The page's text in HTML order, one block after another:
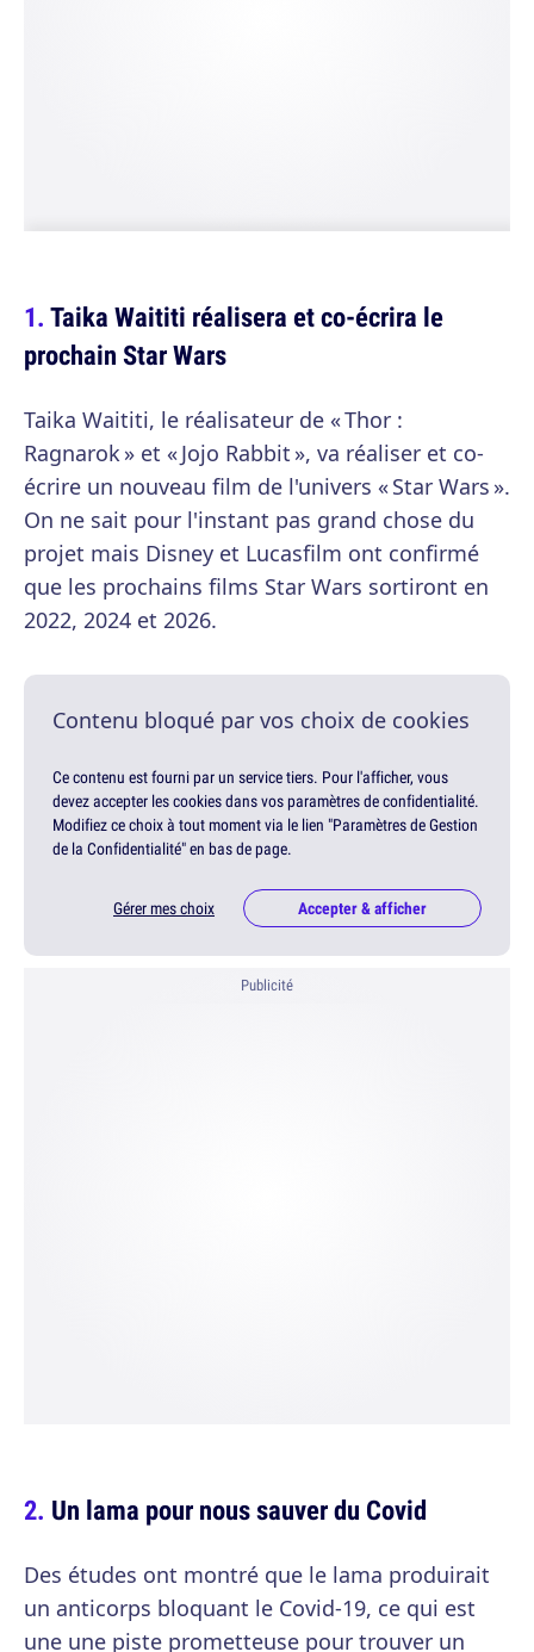
Taika Waititi réalisera et co-écrira le
prochain Star Wars
Taika Waititi, le réalisateur de « Thor :
Ragnarok » et « Jojo Rabbit », va réaliser et co-
écrire un nouveau film de l'univers « Star Wars ».
On ne sait pour l'instant pas grand chose du
projet mais Disney et Lucasfilm ont confirmé
que les prochains films Star Wars sortiront en
2022, 2024 et 2026.
Contenu bloqué par vos choix de cookies
Ce contenu est fourni par un service tiers. Pour l'afficher, vous
devez accepter les cookies dans vos paramètres de confidentialité.
Modifiez ce choix à tout moment via le lien "Paramètres de Gestion
de la Confidentialité" en bas de page.
Gérer mes choix Accepter & afficher
Publicité
Un lama pour nous sauver du Covid
Des études ont montré que le lama produirait
un anticorps bloquant le Covid-19, ce qui est
une une piste prometteuse pour trouver un